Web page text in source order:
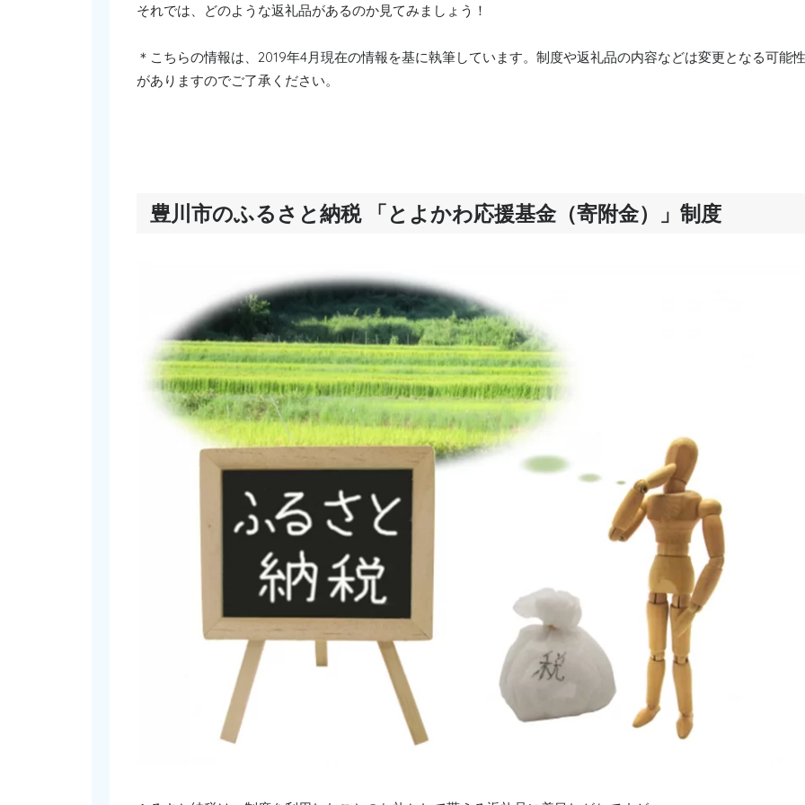
それでは、どのような返礼品があるのか見てみましょう！
＊こちらの情報は、2019年4月現在の情報を基に執筆しています。制度や返礼品の内容などは変更となる可能性
がありますのでご了承ください。
豊川市のふるさと納税 「とよかわ応援基金（寄附金）」制度